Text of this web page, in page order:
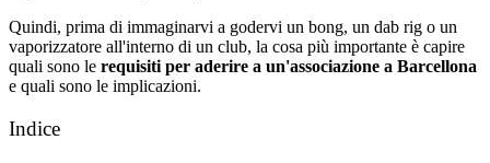
Quindi, prima di immaginarvi a godervi un bong, un dab rig o un
vaporizzatore all'interno di un club, la cosa più importante è capire
quali sono le requisiti per aderire a un'associazione a Barcellona
e quali sono le implicazioni.
Indice